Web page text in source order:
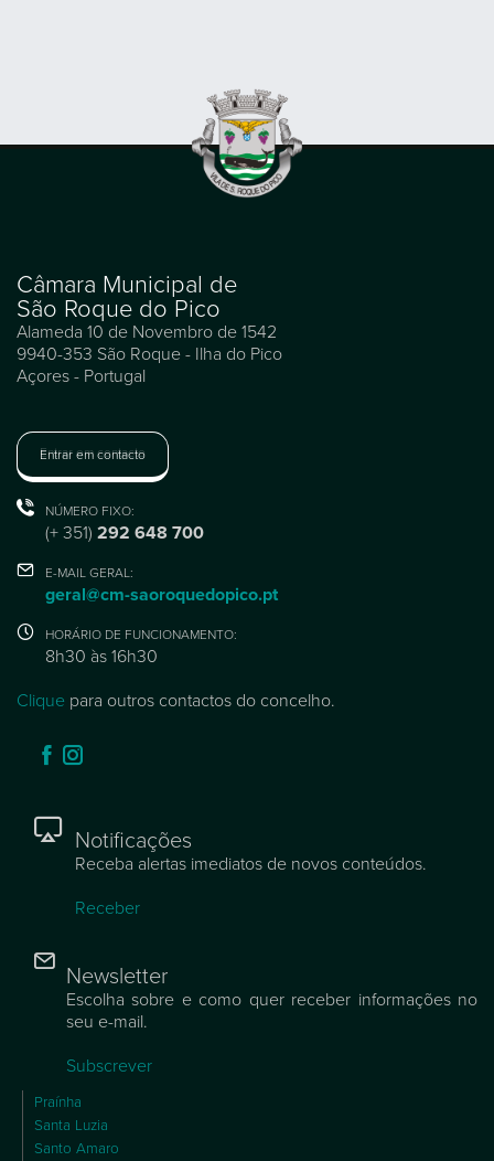
Câmara Municipal de
São Roque do Pico
Alameda 10 de Novembro de 1542
9940-353 São Roque - Ilha do Pico
Açores - Portugal
Entrar em contacto
NÚMERO FIXO:
(+ 351) 292 648 700
E-MAIL GERAL:
geral@cm-saoroquedopico.pt
HORÁRIO DE FUNCIONAMENTO:
8h30 às 16h30
Clique para outros contactos do concelho.
Notificações
Receba alertas imediatos de novos conteúdos.
Receber
Newsletter
Escolha sobre e como quer receber informações no
seu e-mail.
Subscrever
Praínha
Santa Luzia
Santo Amaro